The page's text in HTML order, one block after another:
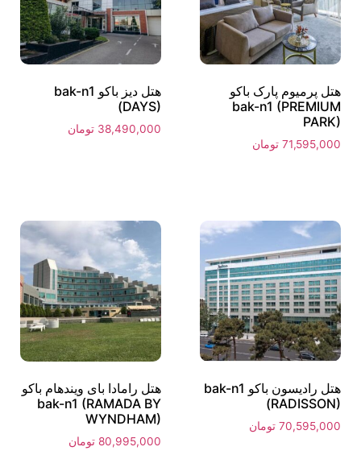
هتل پرمیوم پارک باکو
bak-n1 (PREMIUM
PARK)
71,595,000 تومان
هتل دیز باکو bak-n1
(DAYS)
38,490,000 تومان
هتل رادیسون باکو bak-n1
(RADISSON)
70,595,000 تومان
هتل رامادا بای ویندهام باکو
bak-n1 (RAMADA BY
WYNDHAM)
80,995,000 تومان